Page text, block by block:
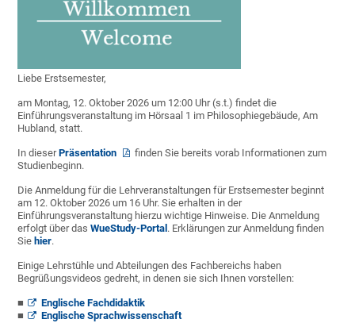
Liebe Erstsemester,
am Montag, 12. Oktober 2026 um 12:00 Uhr (s.t.) findet die
Einführungsveranstaltung im Hörsaal 1 im Philosophiegebäude, Am
Hubland, statt.
In dieserPräsentation
finden Sie bereits vorab Informationen zum
Studienbeginn.
Die Anmeldung für die Lehrveranstaltungen für Erstsemester beginnt
am 12. Oktober 2026 um 16 Uhr. Sie erhalten in der
Einführungsveranstaltung hierzu wichtige Hinweise. Die Anmeldung
erfolgt über dasWueStudy-Portal . Erklärungen zur Anmeldung finden
Sie hier.
Einige Lehrstühle und Abteilungen des Fachbereichs haben
Begrüßungsvideos gedreht, in denen sie sich Ihnen vorstellen:
Englische Fachdidaktik
Englische Sprachwissenschaft